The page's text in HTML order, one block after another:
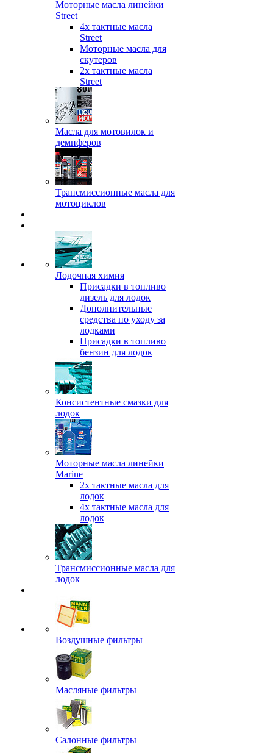
Моторные масла линейки
Street
4х тактные масла
Street
Моторные масла для
скутеров
2х тактные масла
Street
Масла для мотовилок и
демпферов
Трансмиссионные масла для
мотоциклов
Лодочная химия
Присадки в топливо
дизель для лодок
Дополнительные
средства по уходу за
лодками
Присадки в топливо
бензин для лодок
Консистентные смазки для
лодок
Моторные масла линейки
Marine
2х тактные масла для
лодок
4х тактные масла для
лодок
Трансмиссионные масла для
лодок
Воздушные фильтры
Масляные фильтры
Салонные фильтры